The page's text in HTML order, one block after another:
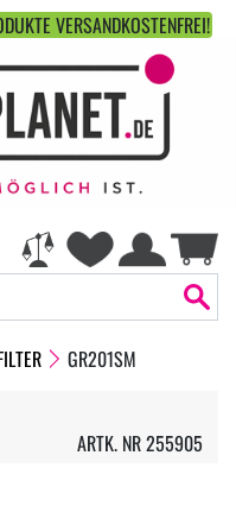
VERSANDKOSTENFREI!
GR201SM
ARTK. NR 255905